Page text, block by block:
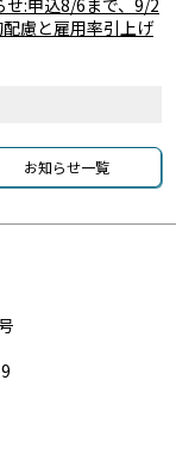
せ:申込8/6まで、9/2
慮と雇用率引上げ
お知らせ一覧